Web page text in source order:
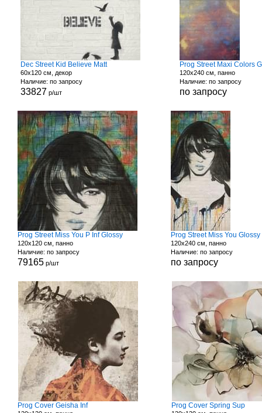
Dec Street Kid Believe Matt
60x120 см, декор
Наличие: по запросу
33827 р/шт
Prog Street Maxi Colors
120x240 см, панно
Наличие: по запросу
по запросу
Prog Street Miss You P Inf Glossy
120x120 см, панно
Наличие: по запросу
79165 р/шт
Prog Street Miss You Glossy
120x240 см, панно
Наличие: по запросу
по запросу
Prog Cover Geisha Inf Prog Cover Spring Sup